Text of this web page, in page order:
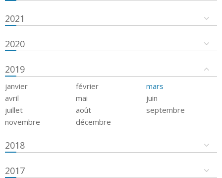
2021
2020
2019
janvier février
mars
avril
mai
juin
juillet
août
septembre
novembre
décembre
2018
2017